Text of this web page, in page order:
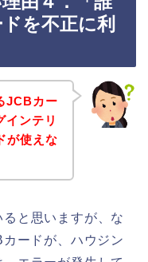
を不正に利
JCBカー
インテリ
が使えな
と思いますが、な
ードが、ハウジン